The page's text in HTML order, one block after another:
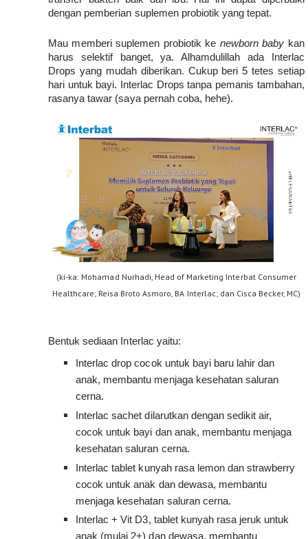
dengan pemberian suplemen probiotik yang tepat.
Mau memberi suplemen probiotik ke newborn baby kan
harus selektif banget, ya. Alhamdulillah ada Interlac
Drops yang mudah diberikan. Cukup beri 5 tetes setiap
hari untuk bayi. Interlac Drops tanpa pemanis tambahan,
rasanya tawar (saya pernah coba, hehe).
(ki-ka: Mohamad Nurhadi, Head of Marketing Interbat Consumer
Healthcare; Reisa Broto Asmoro, BA Interlac; dan Cisca Becker, MC)
Bentuk sediaan Interlac yaitu:
Interlac drop cocok untuk bayi baru lahir dan
anak, membantu menjaga kesehatan saluran
cerna.
Interlac sachet dilarutkan dengan sedikit air,
cocok untuk bayi dan anak, membantu menjaga
kesehatan saluran cerna.
Interlac tablet kunyah rasa lemon dan strawberry
cocok untuk anak dan dewasa, membantu
menjaga kesehatan saluran cerna.
Interlac + Vit D3, tablet kunyah rasa jeruk untuk
anak (mulai 2+) dan dewasa, membantu